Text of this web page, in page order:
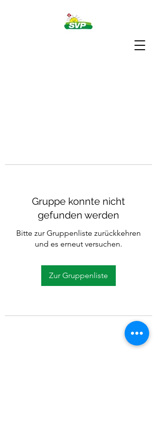
Gruppe konnte nicht
gefunden werden
Bitte zur Gruppenliste zurückkehren
und es erneut versuchen.
Zur Gruppenliste